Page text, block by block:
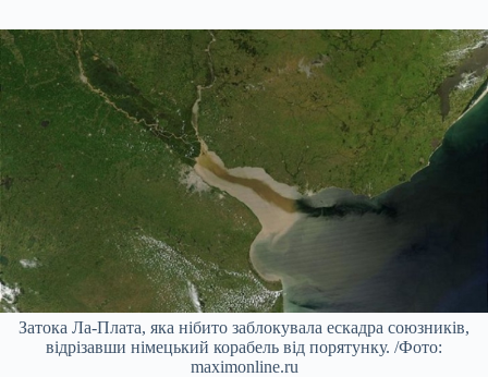
Затока Ла-Плата, яка нібито заблокувала ескадра союзників,
відрізавши німецький корабель від порятунку. /Фото:
maximonline.ru